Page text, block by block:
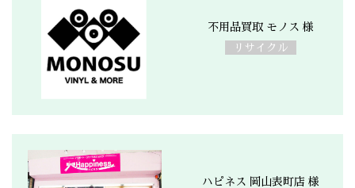
不用品買取 モノス 様
リサイクル
ハピネス 岡山表町店 様